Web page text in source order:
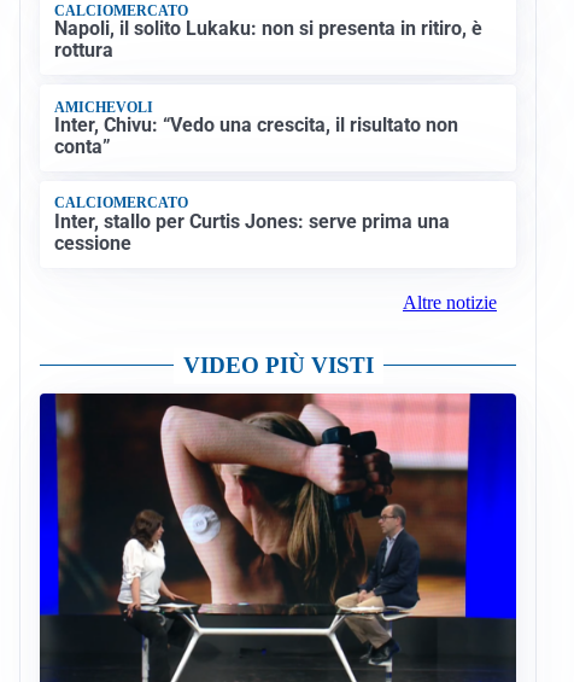
CALCIOMERCATO
Napoli, il solito Lukaku: non si presenta in ritiro, è
rottura
AMICHEVOLI
Inter, Chivu: “Vedo una crescita, il risultato non
conta”
CALCIOMERCATO
Inter, stallo per Curtis Jones: serve prima una
cessione
Altre notizie
VIDEO PIÙ VISTI